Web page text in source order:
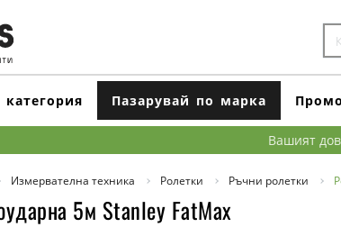
Пазарувай по марка
Вашият
Измервателна техника Ролетки Ръчни ролетки
5м Stanley FatMax